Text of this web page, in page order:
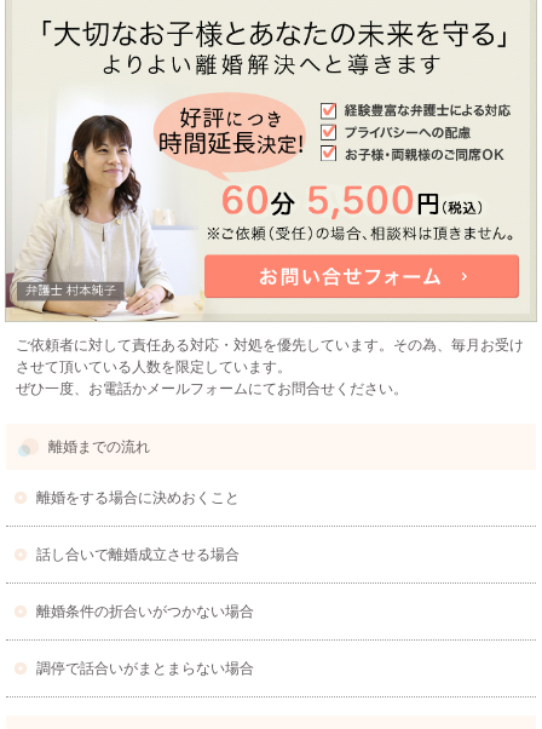
ご依頼者に対して責任ある対応・対処を優先しています。その為、毎月お受け
させて頂いている人数を限定しています。
ぜひ一度、お電話かメールフォームにてお問合せください。
離婚までの流れ
離婚をする場合に決めおくこと
話し合いで離婚成立させる場合
離婚条件の折合いがつかない場合
調停で話合いがまとまらない場合